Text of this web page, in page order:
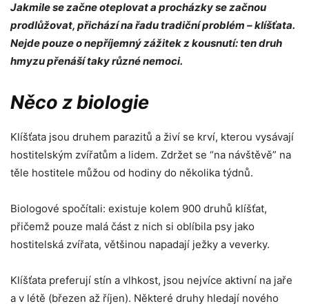
Jakmile se začne oteplovat a procházky se začnou
prodlůžovat, přichází na řadu tradiční problém – klíšťata.
Nejde pouze o nepříjemný zážitek z kousnutí: ten druh
hmyzu přenáší taky různé nemoci.
Něco z biologie
Klíšťata jsou druhem parazitů a živí se krví, kterou vysávají
hostitelským zvířatům a lidem. Zdržet se “na návštěvě” na
těle hostitele můžou od hodiny do několika týdnů.
Biologové spočítali: existuje kolem 900 druhů klíšťat,
přičemž pouze malá část z nich si oblíbila psy jako
hostitelská zvířata, většinou napadají ježky a veverky.
Klíšťata preferují stín a vlhkost, jsou nejvíce aktivní na jaře
a v létě (březen až říjen). Některé druhy hledají nového